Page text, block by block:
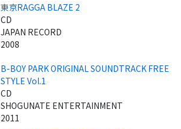
東京RAGGA BLAZE 2
CD
JAPAN RECORD
2008
B-BOY PARK ORIGINAL SOUNDTRACK FREE
STYLE Vol.1
CD
SHOGUNATE ENTERTAINMENT
2011